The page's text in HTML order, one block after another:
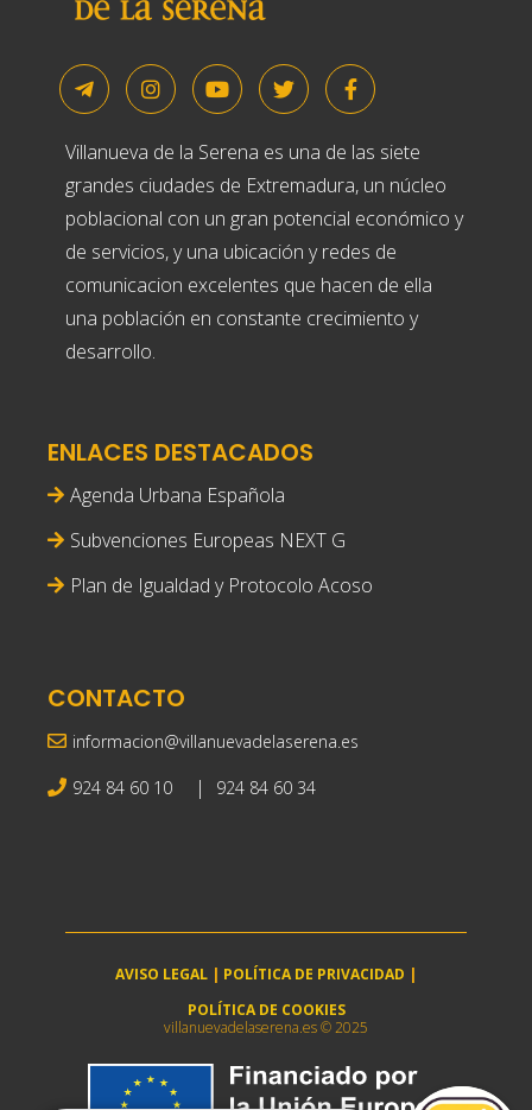
Villanueva de la Serena es una de las siete
grandes ciudades de Extremadura, un núcleo
poblacional con un gran potencial económico y
de servicios, y una ubicación y redes de
comunicacion excelentes que hacen de ella
una población en constante crecimiento y
desarrollo.
ENLACES DESTACADOS
Agenda Urbana Española
Subvenciones Europeas NEXT G
Plan de Igualdad y Protocolo Acoso
CONTACTO
informacion@villanuevadelaserena.es
924 84 60 10 | 924 84 60 34
AVISO LEGAL | POLÍTICA DE PRIVACIDAD |
POLÍTICA DE COOKIES
villanuevadelaserena.es © 2025